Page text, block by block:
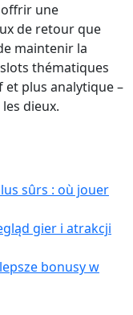
une
de retour que
maintenir la
thématiques
et plus analytique –
dieux.
sûrs : où jouer
gier i atrakcji
bonusy w